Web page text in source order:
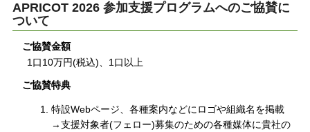
APRICOT 2026 参加支援プログラムへのご協賛に
ついて
ご協賛金額
1口10万円(税込)、1口以上
ご協賛特典
特設Webページ、各種案内などにロゴや組織名を掲載
→支援対象者(フェロー)募集のための各種媒体に貴社の